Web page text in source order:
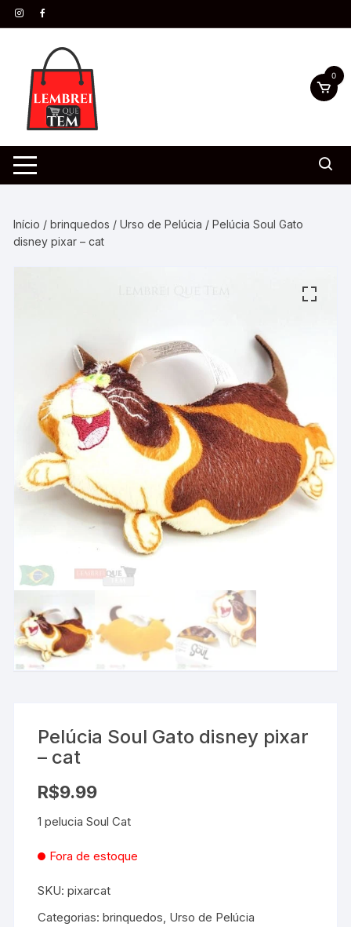
0
Início /brinquedos /Urso de Pelúcia / Pelúcia Soul Gato
disney pixar – cat
Pelúcia Soul Gato disney pixar
– cat
R$9.99
1 pelucia Soul Cat
Fora de estoque
SKU:pixarcat
Categorias:brinquedos, Urso de Pelúcia